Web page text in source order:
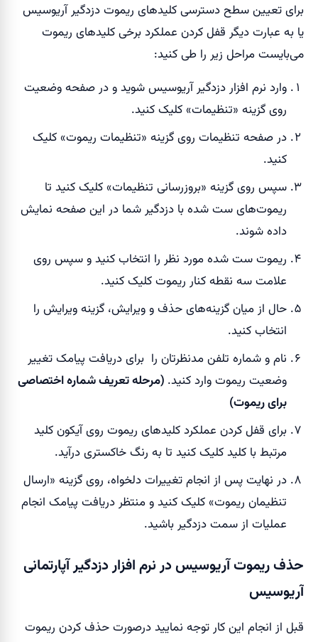
برای تعیین سطح دسترسی کلیدهای ریموت دزدگیر آریوسیس
یا به عبارت دیگر قفل کردن عملکرد برخی کلیدهای ریموت
می‌بایست مراحل زیر را طی کنید:
وارد نرم افزار دزدگیر آریوسیس شوید و در صفحه وضعیت
روی گزینه «تنظیمات» کلیک کنید.
در صفحه تنظیمات روی گزینه «تنظیمات ریموت» کلیک
کنید.
سپس روی گزینه «بروزرسانی تنظیمات» کلیک کنید تا
ریموت‌های ست شده با دزدگیر شما در این صفحه نمایش
داده شوند.
ریموت ست شده مورد نظر را انتخاب کنید و سپس روی
علامت سه نقطه کنار ریموت کلیک کنید.
حال از میان گزینه‌های حذف و ویرایش، گزینه ویرایش را
انتخاب کنید.
نام و شماره تلفن مدنظرتان را برای دریافت پیامک تغییر
وضعیت ریموت وارد کنید. (مرحله تعریف شماره اختصاصی
برای ریموت)
برای قفل کردن عملکرد کلیدهای ریموت روی آیکون کلید
مرتبط با کلید کلیک کنید تا به رنگ خاکستری درآید.
در نهایت پس از انجام تغییرات دلخواه، روی گزینه «ارسال
تنظیمان ریموت» کلیک کنید و منتظر دریافت پیامک انجام
عملیات از سمت دزدگیر باشید.
حذف ریموت آریوسیس در نرم افزار دزدگیر آپارتمانی
آریوسیس
قبل از انجام این کار توجه نمایید درصورت حذف کردن ریموت